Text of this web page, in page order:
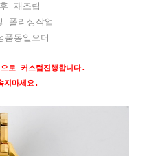
재조립
폴리싱작업
동일오더
로 커스텀진행합니다.
지마세요.